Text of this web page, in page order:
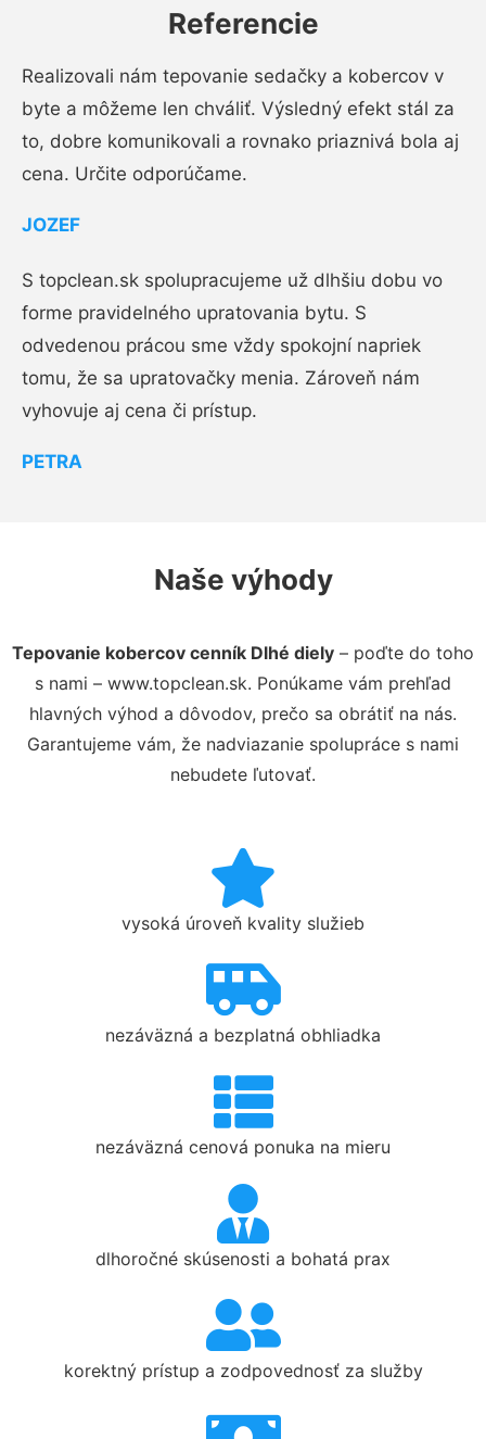
Referencie
Realizovali nám tepovanie sedačky a kobercov v
byte a môžeme len chváliť. Výsledný efekt stál za
to, dobre komunikovali a rovnako priaznivá bola aj
cena. Určite odporúčame.
JOZEF
S topclean.sk spolupracujeme už dlhšiu dobu vo
forme pravidelného upratovania bytu. S
odvedenou prácou sme vždy spokojní napriek
tomu, že sa upratovačky menia. Zároveň nám
vyhovuje aj cena či prístup.
PETRA
Naše výhody
Tepovanie kobercov cenník Dlhé diely – poďte do toho
s nami – www.topclean.sk. Ponúkame vám prehľad
hlavných výhod a dôvodov, prečo sa obrátiť na nás.
Garantujeme vám, že nadviazanie spolupráce s nami
nebudete ľutovať.
vysoká úroveň kvality služieb
nezáväzná a bezplatná obhliadka
nezáväzná cenová ponuka na mieru
dlhoročné skúsenosti a bohatá prax
korektný prístup a zodpovednosť za služby